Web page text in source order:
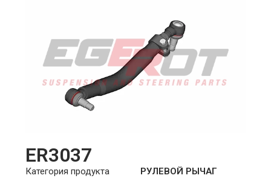
ER3037
Категория продукта РУЛЕВОЙ РЫЧАГ